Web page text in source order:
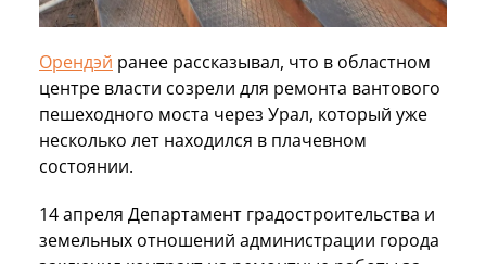
Орендэй ранее рассказывал, что в областном
центре власти созрели для ремонта вантового
пешеходного моста через Урал, который уже
несколько лет находился в плачевном
состоянии.
14 апреля Департамент градостроительства и
земельных отношений администрации города